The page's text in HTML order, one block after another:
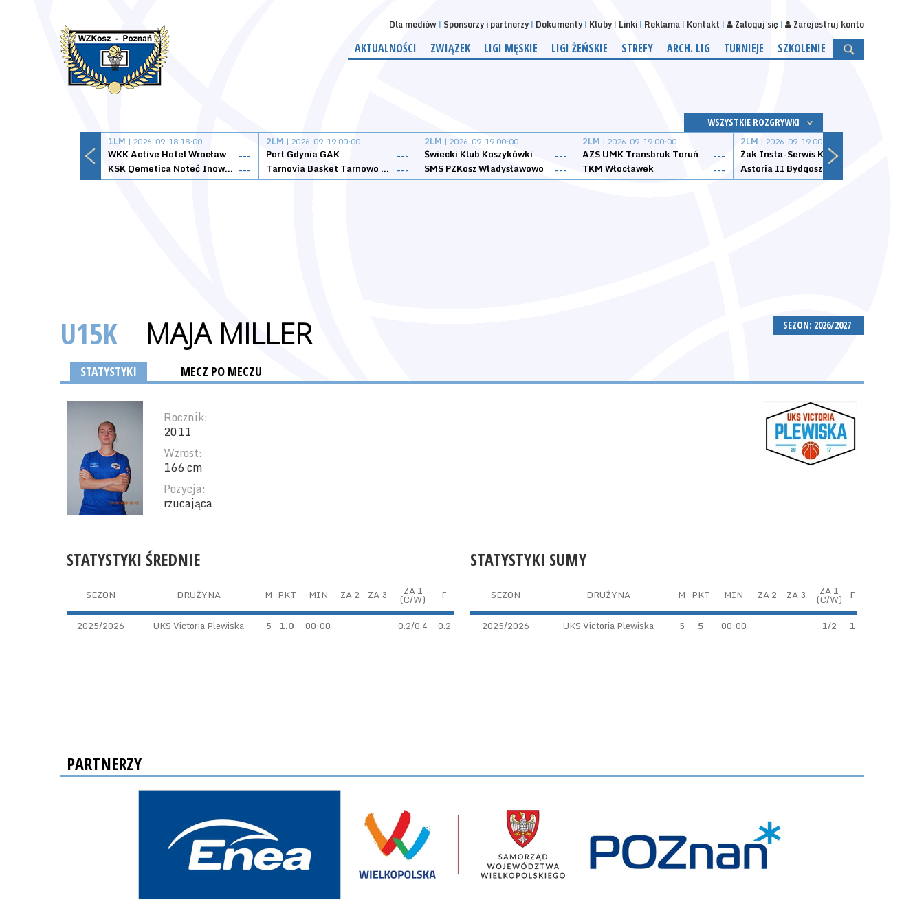
Dla mediów Sponsorzy i partnerzy Dokumenty Kluby Linki Reklama Kontakt Zaloguj się Zarejestruj konto
AKTUALNOŚCI ZWIĄZEK LIGI MĘSKIE LIGI ŻEŃSKIE STREFY ARCH. LIG TURNIEJE SZKOLENIE
WSZYSTKIE ROZGRYWKI
1LM | 2026-09-18 18:00
WKK Active Hotel Wrocław
---
KSK Qemetica Noteć Inowrocław ---
2LM | 2026-09-19 00:00
Port Gdynia GAK
---
Tarnovia Basket Tarnowo Podgórne ---
2LM | 2026-09-19 00:00
Świecki Klub Koszykówki
---
SMS PZKosz Władysławowo
---
2LM | 2026-09-19 00:00
AZS UMK Transbruk Toruń
---
TKM Włocławek
---
2LM | 2026-09-19 00:00
Żak Insta-Serwis Koszalin
Astoria II Bydgoszcz
SEZON: 2026/2027
U15K MAJA MILLER
STATYSTYKI MECZ PO MECZU
Rocznik:
2011
Wzrost:
166 cm
Pozycja:
rzucająca
STATYSTYKI SUMY
SEZON DRUŻYNA M PKT MIN ZA 2 ZA 3 ZA 1
(C/W) F
2025/2026 UKS Victoria Plewiska 5 5 00:00 1/2 1
STATYSTYKI ŚREDNIE
SEZON DRUŻYNA M PKT MIN ZA 2 ZA 3 ZA 1
(C/W) F
2025/2026 UKS Victoria Plewiska 5 1.0 00:00 0.2/0.4 0.2
PARTNERZY